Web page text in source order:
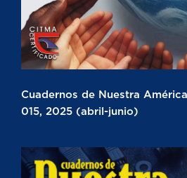
Cuadernos de Nuestra
015, 2025 (abril-junio)